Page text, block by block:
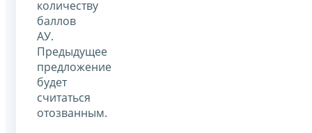
количеству
баллов
АУ.
Предыдущее
предложение
будет
считаться
отозванным.